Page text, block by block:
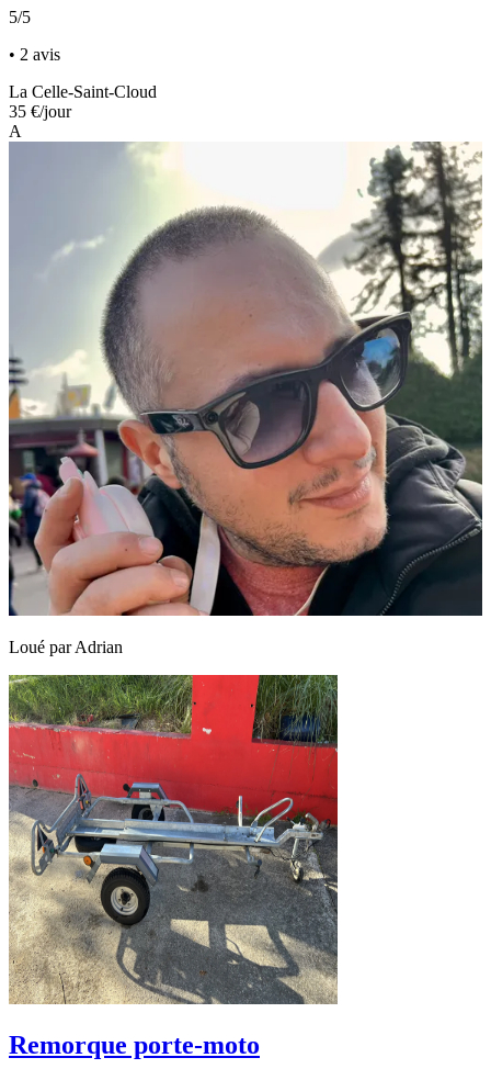
5/5
• 2 avis
La Celle-Saint-Cloud
35 €/jour
A
Loué parAdrian
Remorque porte-moto